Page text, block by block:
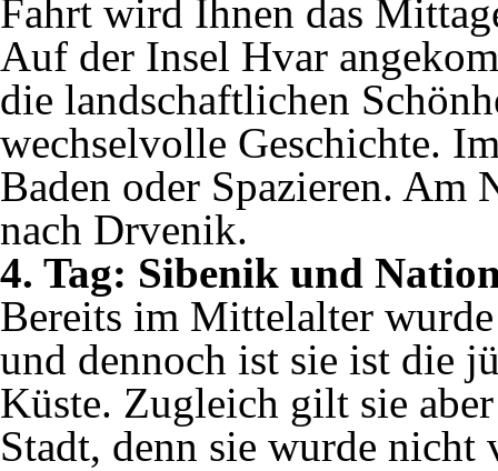
Fahrt wird Ihnen das
Auf der Insel Hvar
die landschaftlichen
wechselvolle Geschichte.
Baden oder Spazieren.
nach Drvenik.
4. Tag: Sibenik und
Bereits im Mittelalter
und dennoch ist sie ist die
Küste. Zugleich gilt sie
Stadt, denn sie wurde nicht